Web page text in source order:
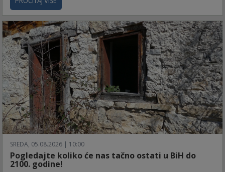
SREDA, 05.08.2026 | 10:00
Pogledajte koliko će nas tačno ostati u BiH do
2100. godine!